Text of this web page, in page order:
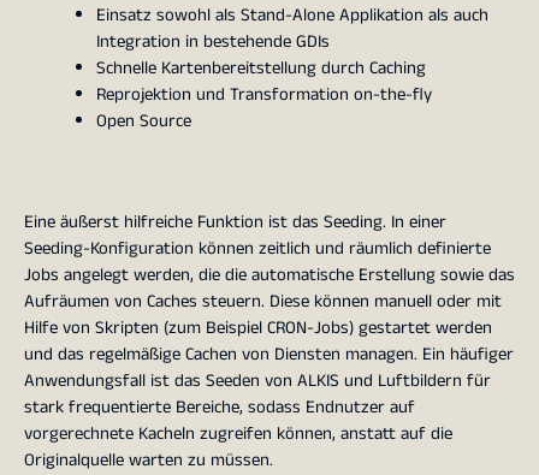
Einsatz sowohl als Stand-Alone Applikation als auch
Integration in bestehende GDIs
Schnelle Kartenbereitstellung durch Caching
Reprojektion und Transformation on-the-fly
Open Source
Eine äußerst hilfreiche Funktion ist das Seeding. In einer
Seeding-Konfiguration können zeitlich und räumlich definierte
Jobs angelegt werden, die die automatische Erstellung sowie das
Aufräumen von Caches steuern. Diese können manuell oder mit
Hilfe von Skripten (zum Beispiel CRON-Jobs) gestartet werden
und das regelmäßige Cachen von Diensten managen. Ein häufiger
Anwendungsfall ist das Seeden von ALKIS und Luftbildern für
stark frequentierte Bereiche, sodass Endnutzer auf
vorgerechnete Kacheln zugreifen können, anstatt auf die
Originalquelle warten zu müssen.